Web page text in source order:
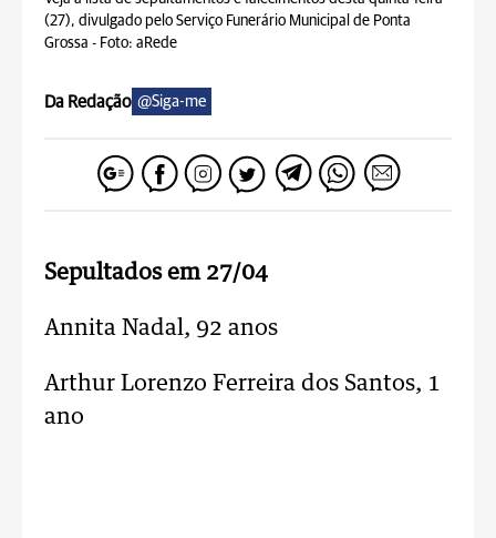
(27), divulgado pelo Serviço Funerário Municipal de Ponta
Grossa - Foto: aRede
Da Redação @Siga-me
Sepultados em 27/04
Annita Nadal, 92 anos
Arthur Lorenzo Ferreira dos Santos, 1
ano